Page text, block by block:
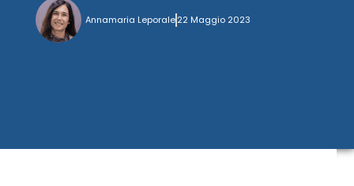
Annamaria Leporale 22 Maggio 2023